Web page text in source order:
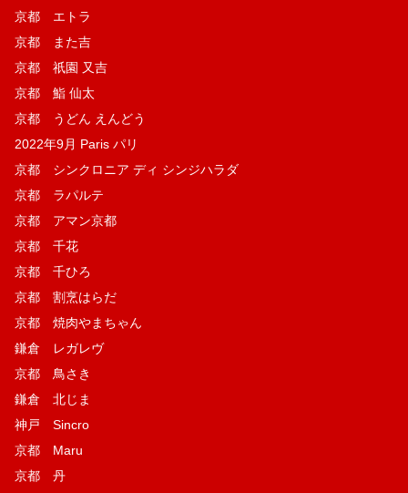
京都 エトラ
京都 また吉
京都 祇園 又吉
京都 鮨 仙太
京都 うどん えんどう
2022年9月 Paris パリ
京都 シンクロニア ディ シンジハラダ
京都 ラパルテ
京都 アマン京都
京都 千花
京都 千ひろ
京都 割烹はらだ
京都 焼肉やまちゃん
鎌倉 レガレヴ
京都 鳥さき
鎌倉 北じま
神戸 Sincro
京都 Maru
京都 丹